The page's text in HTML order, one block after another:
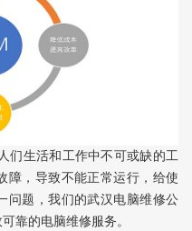
们生活和工作中不可或缺的工
障，导致不能正常运行，给使
问题，我们的武汉电脑维修公
靠的电脑维修服务。